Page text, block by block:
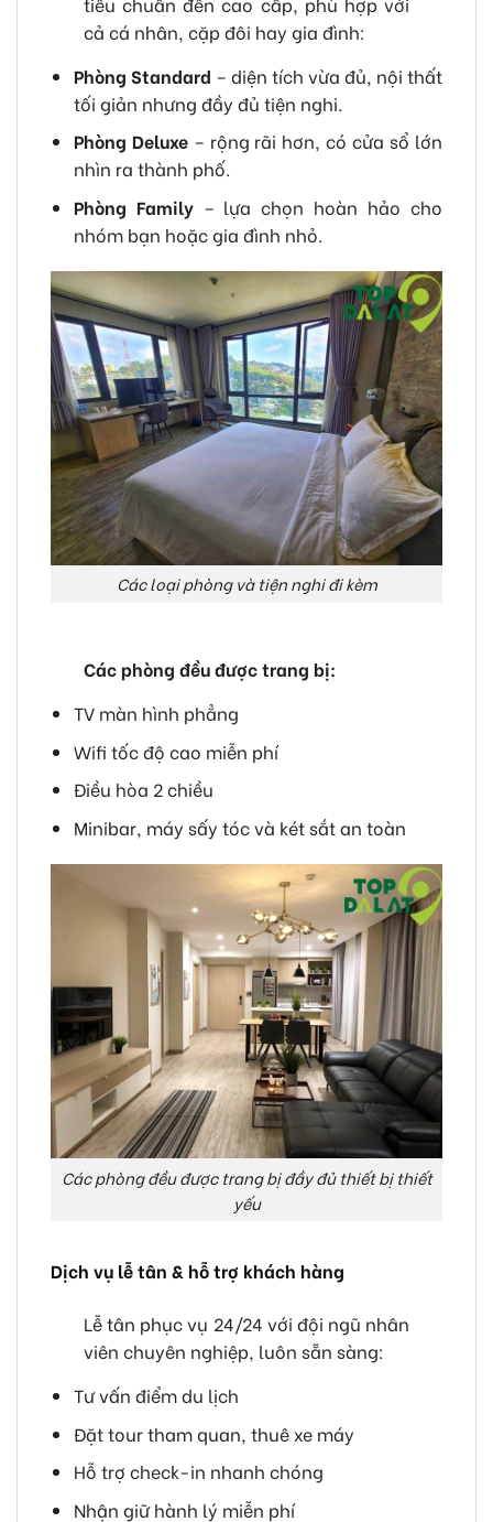
cả cá nhân, cặp đôi hay gia đình:
Phòng Standard – diện tích vừa đủ, nội thất
tối giản nhưng đầy đủ tiện nghi.
Phòng Deluxe– rộng rãi hơn, có cửa sổ lớn
nhìn ra thành phố.
Phòng Family– lựa chọn hoàn hảo cho
nhóm bạn hoặc gia đình nhỏ.
Các loại phòng và tiện nghi đi kèm
Các phòng đều được trang bị:
TV màn hình phẳng
Wifi tốc độ cao miễn phí
Điều hòa 2 chiều
Minibar, máy sấy tóc và két sắt an toàn
Các phòng đều được trang bị đầy đủ thiết bị thiết
yếu
Dịch vụ lễ tân & hỗ trợ khách hàng
Lễ tân phục vụ 24/24 với đội ngũ nhân
viên chuyên nghiệp, luôn sẵn sàng:
Tư vấn điểm du lịch
Đặt tour tham quan, thuê xe máy
Hỗ trợ check-in nhanh chóng
Nhận giữ hành lý miễn phí